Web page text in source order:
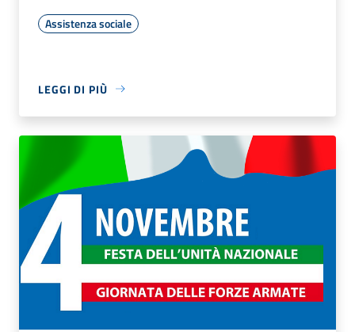
Assistenza sociale
LEGGI DI PIÙ